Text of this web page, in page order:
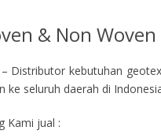
& Non Woven
– Distributor kebutuhan
seluruh daerah di
Kami jual :